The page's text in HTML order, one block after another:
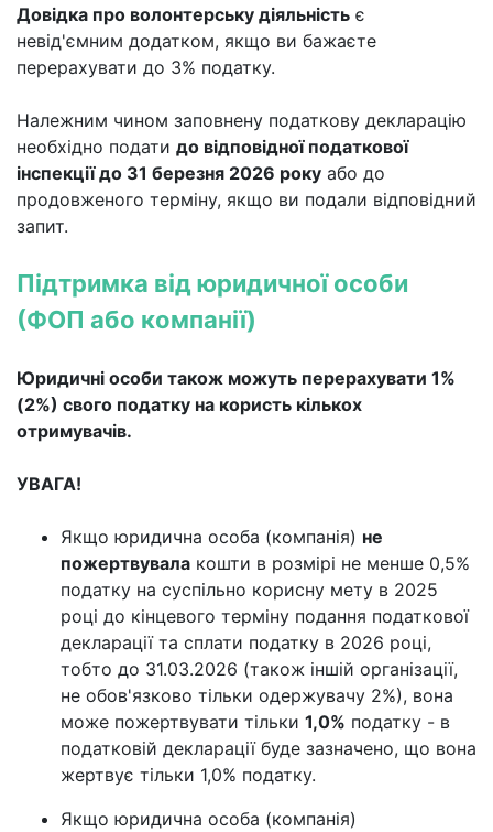
Довідка про волонтерську діяльність є
невід'ємним додатком, якщо ви бажаєте
перерахувати до 3% податку.
Належним чином заповнену податкову декларацію
необхідно подати до відповідної податкової
інспекції до 31 березня 2026 року або до
продовженого терміну, якщо ви подали відповідний
запит.
Підтримка від юридичної особи
(ФОП або компанії)
Юридичні особи також можуть перерахувати 1%
(2%) свого податку на користь кількох
отримувачів.
УВАГА!
Якщо юридична особа (компанія) не
пожертвувала кошти в розмірі не менше 0,5%
податку на суспільно корисну мету в 2025
році до кінцевого терміну подання податкової
декларації та сплати податку в 2026 році,
тобто до 31.03.2026 (також іншій організації,
не обов'язково тільки одержувачу 2%), вона
може пожертвувати тільки 1,0% податку - в
податковій декларації буде зазначено, що вона
жертвує тільки 1,0% податку.
Якщо юридична особа (компанія)